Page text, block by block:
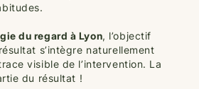
du regard à Lyon, l’objectif
s’intègre naturellement
visible de l’intervention. La
du résultat !